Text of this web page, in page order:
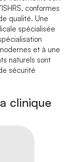
conformes
qualité. Une
spécialisée
et à une
naturels sont
sécurité
clinique